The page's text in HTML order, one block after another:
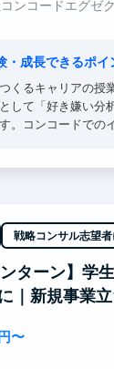
ンコードエグゼ
・成長できるポイ
くるキャリアの授
して「好き嫌い分
。コンコードでの
力：エグゼクティ
句に細心の注意を
抽象度の高い課題
深く考える力を養
自分なりの目標を
ださい！
戦略コンサル志望
ンターン】学
｜新規事業
〜